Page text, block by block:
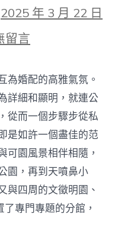
2025 年 3 月 22 日
留言
為婚配的高雅氣氛。
詳細和顯明，就連公
從而一個步驟步從私
是如許一個盡佳的范
可園風景相伴相隨，
園，再到天噴鼻小
與四周的文徵明園、
專門專題的分館，